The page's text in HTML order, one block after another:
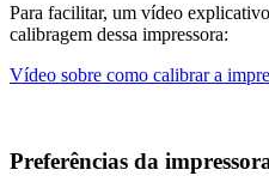
Para facilitar, um vídeo
calibragem dessa impressora:
Vídeo sobre como calibrar a
Preferências da